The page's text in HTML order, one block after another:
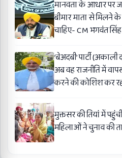
मानवता के आधार पर
बीमार माता से मिलने के
चाहिए- CM भगवंत
‘बेअदबी’ पार्टी
अब वह राजनीति में
करने की कोशिश कर
मुक्तसर की तियां में
महिलाओं ने चुनाव की